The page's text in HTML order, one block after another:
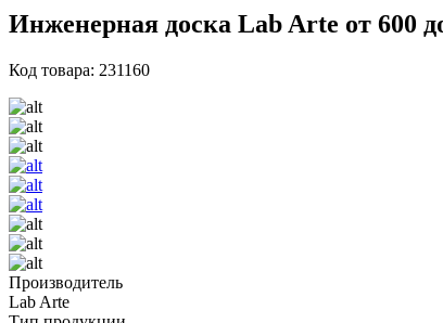
Инженерная доска Lab Arte от 600
Код товара: 231160
Производитель
Lab Arte